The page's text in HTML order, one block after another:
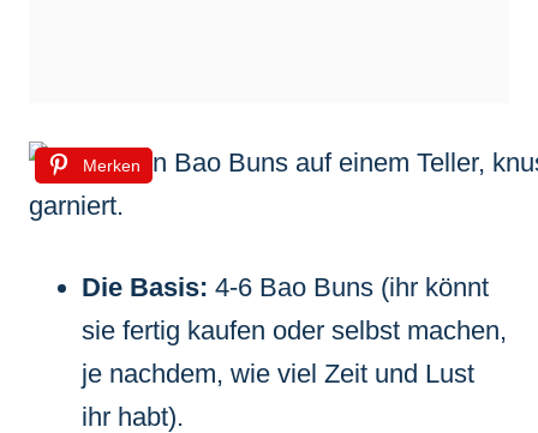
Merken
Die Basis: 4-6 Bao Buns (ihr könnt
sie fertig kaufen oder selbst machen,
je nachdem, wie viel Zeit und Lust
ihr habt).